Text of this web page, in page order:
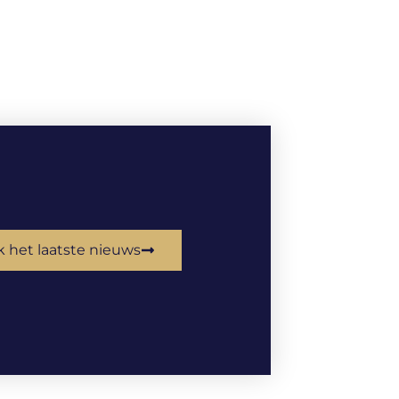
het laatste nieuws